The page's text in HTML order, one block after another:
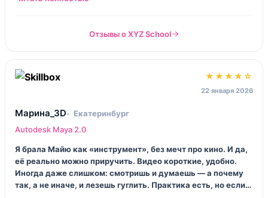
Отзывы о XYZ School
★★★★☆
22 января 2026
Марина_3D
Екатеринбург
Autodesk Maya 2.0
Я брала Майю как «инструмент», без мечт про кино. И да,
её реально можно приручить. Видео короткие, удобно.
Иногда даже слишком: смотришь и думаешь — а почему
так, а не иначе, и лезешь гуглить. Практика есть, но если